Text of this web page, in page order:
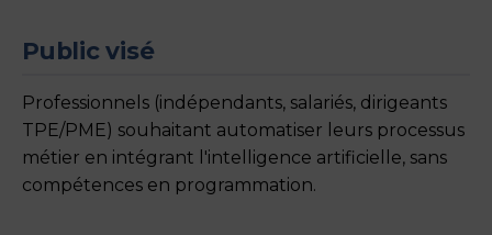
Public visé
Professionnels (indépendants, salariés, dirigeants
TPE/PME) souhaitant automatiser leurs processus
métier en intégrant l'intelligence artificielle, sans
compétences en programmation.